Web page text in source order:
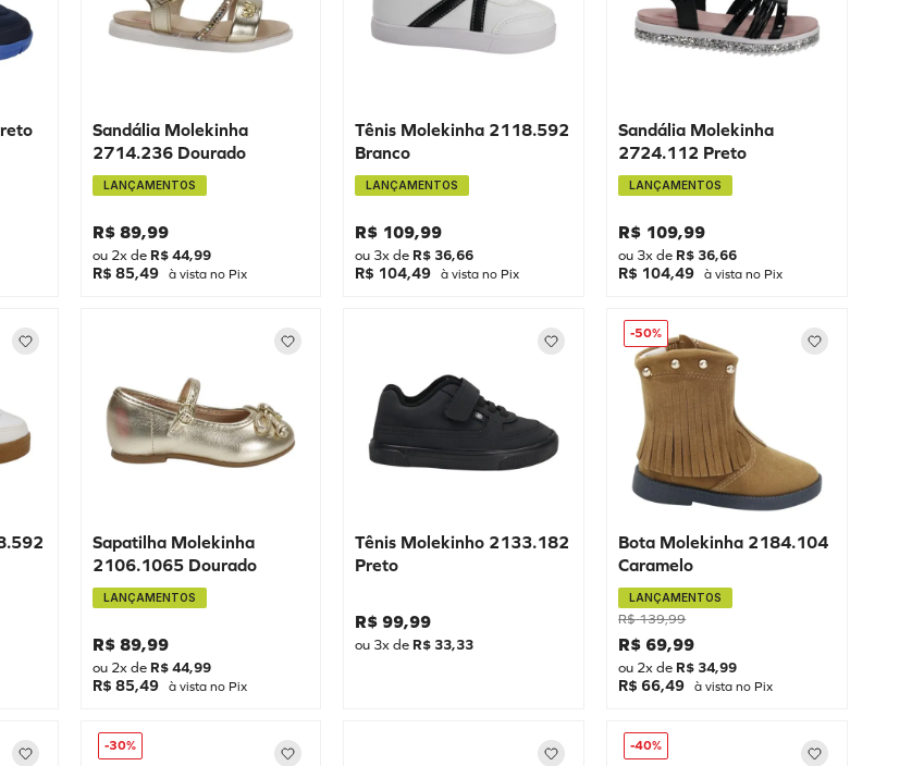
Sandália Molekinha
2714.236 Dourado
LANÇAMENTOS
R$ 89,99
ou 2x de R$ 44,99
R$ 85,49 à vista no Pix
Tênis Molekinha 2118.592
Branco
LANÇAMENTOS
R$ 109,99
ou 3x de R$ 36,66
R$ 104,49 à vista no Pix
Sandália Molekinha
2724.112 Preto
LANÇAMENTOS
R$ 109,99
ou 3x de R$ 36,66
R$ 104,49 à vista no Pix
Sapatilha Molekinha
2106.1065 Dourado
LANÇAMENTOS
R$ 89,99
ou 2x de R$ 44,99
R$ 85,49 à vista no Pix
Tênis Molekinho 2133.182
Preto
R$ 99,99
ou 3x de R$ 33,33
-50%
Bota Molekinha 2184.104
Caramelo
LANÇAMENTOS
R$ 139,99
R$ 69,99
ou 2x de R$ 34,99
R$ 66,49 à vista no Pix
-30% -40%